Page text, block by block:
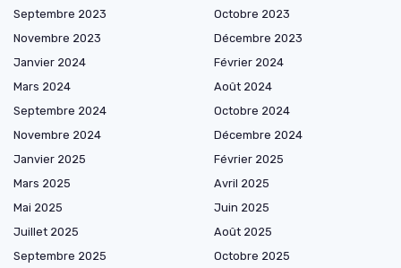
Septembre 2023
Octobre 2023
Novembre 2023
Décembre 2023
Janvier 2024
Février 2024
Mars 2024
Août 2024
Septembre 2024
Octobre 2024
Novembre 2024
Décembre 2024
Janvier 2025
Février 2025
Mars 2025
Avril 2025
Mai 2025
Juin 2025
Juillet 2025
Août 2025
Septembre 2025
Octobre 2025